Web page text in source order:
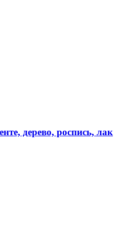
дерево, роспись, лак